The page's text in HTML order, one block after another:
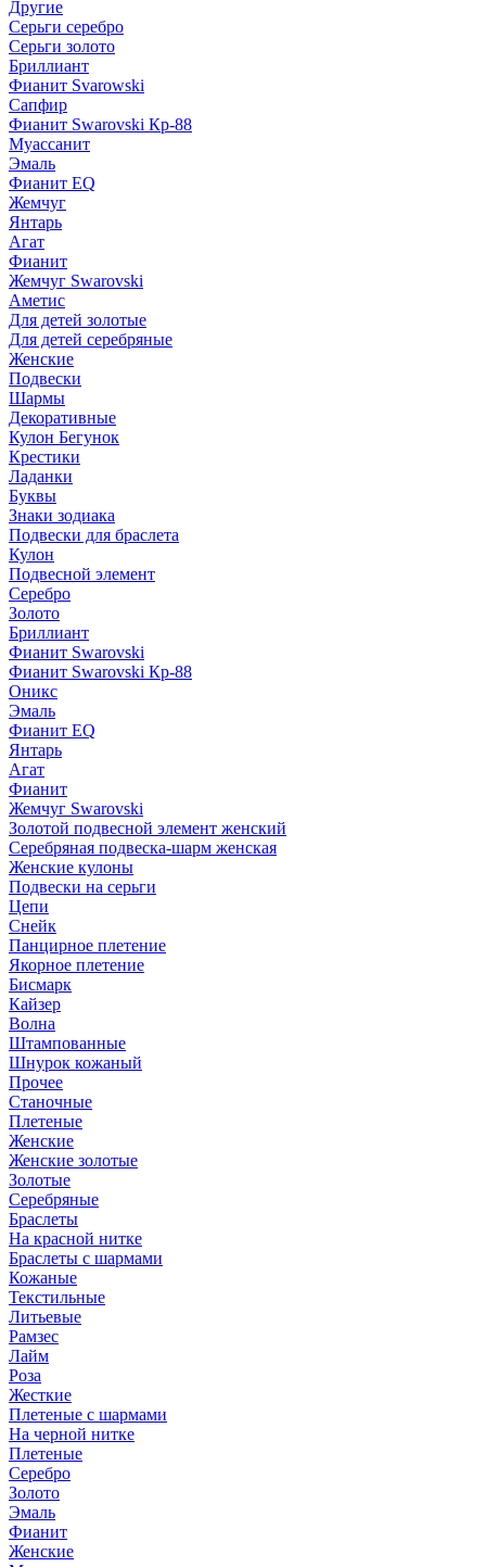
Другие
Серьги серебро
Серьги золото
Бриллиант
Фианит Svarowski
Сапфир
Фианит Swarovski Кр-88
Муассанит
Эмаль
Фианит EQ
Жемчуг
Янтарь
Агат
Фианит
Жемчуг Swarovski
Аметис
Для детей золотые
Для детей серебряные
Женские
Подвески
Шармы
Декоративные
Кулон Бегунок
Крестики
Ладанки
Буквы
Знаки зодиака
Подвески для браслета
Кулон
Подвесной элемент
Серебро
Золото
Бриллиант
Фианит Swarovski
Фианит Swarovski Кр-88
Оникс
Эмаль
Фианит EQ
Янтарь
Агат
Фианит
Жемчуг Swarovski
Золотой подвесной элемент женcкий
Серебряная подвеска-шарм женская
Женские кулоны
Подвески на серьги
Цепи
Снейк
Панцирное плетение
Якорное плетение
Бисмарк
Кайзер
Волна
Штампованные
Шнурок кожаный
Прочее
Станочные
Плетеные
Женские
Женские золотые
Золотые
Серебряные
Браслеты
На красной нитке
Браслеты с шармами
Кожаные
Текстильные
Литьевые
Рамзес
Лайм
Роза
Жесткие
Плетеные с шармами
На черной нитке
Плетеные
Серебро
Золото
Эмаль
Фианит
Женские